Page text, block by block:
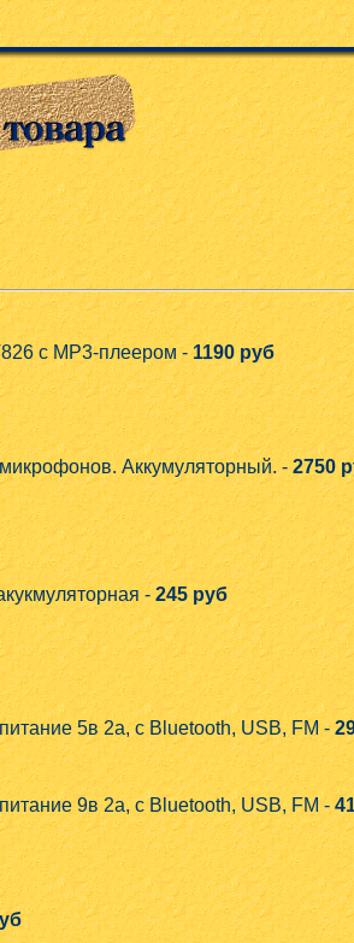
с MP3-плеером -1190 руб
Аккумуляторный. -2750
- 245 руб
5в 2а, с Bluetooth, USB, FM -
9в 2а, с Bluetooth, USB, FM -